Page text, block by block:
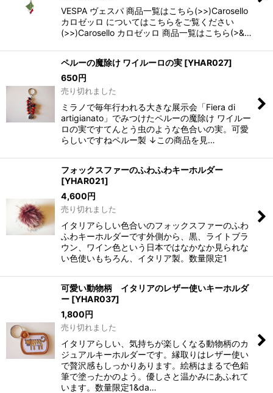
VESPA ヴェスパ 商品一覧はこちら(>>)Carosello
カロゼッロ についてはこちらをご覧ください
(>>)Carosello カロゼッロ 商品一覧はこちら(>&…
ペルーの魔除け ワイルーロの実 [YHAR027]
650円
売り切れました
ミラノで毎年行われる大きな展示会「Fiera di
artigianato」でみつけたペルーの魔除け ワイルー
ロの実ですてんとう虫のような色合いの実。可愛
らしいですねペルー製 ↓この商品を見…
フォックスファーのふわふわキーホルダー
[YHAR021]
4,600円
売り切れました
イタリアらしい色合いのフォックスファーのふわ
ふわキーホルダーです外側から、黒、ライトブラ
ウン、ワイン色という日本ではなかなか見られな
い色使いもちろん、イタリア製。数量限定1
可愛い動物柄 イタリアのレザー使いキーホルダ
ー [YHAR037]
1,800円
売り切れました
イタリアらしい、気持ちが楽しくなる動物柄のカ
ジュアルキーホルダーです。縁取りはレザー使い
で贅沢感もしっかりあります。絵柄はまるで色鉛
筆で塗ったかのよう。優しさと温かみにあふれて
います。数量限定1&da…